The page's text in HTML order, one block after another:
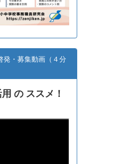
発・募集動画（４分
の ススメ！